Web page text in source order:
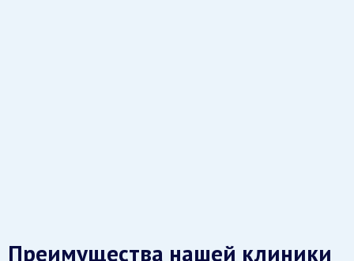
Преимущества нашей клиники